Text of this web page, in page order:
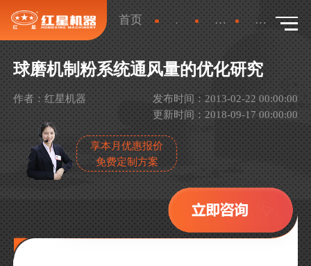
首页 新闻 产品新闻 详情
球磨机制粉系统通风量的优化研究
作者：红星机器
发布时间：2013-02-22 00:00:00
更新时间：2018-09-17 00:00:00
享本月优惠报价
免费定制方案